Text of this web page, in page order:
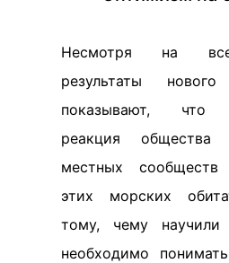
Несмотря на
результаты нового
показывают, что
реакция
местных сообществ
этих морских
тому, чему научили
необходимо